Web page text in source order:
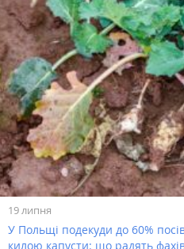
19 липня
У Польщі подекуди до 60%
килою капусти: що радять